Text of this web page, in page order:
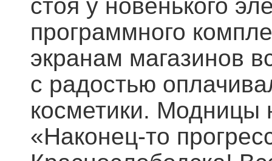
стоя у новенького
программного
экранам магазинов
с радостью
косметики. Модницы
«Наконец-то